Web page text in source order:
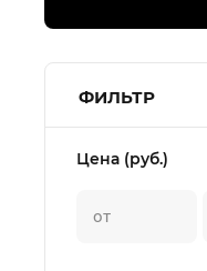
ФИЛЬТР
Цена (руб.)